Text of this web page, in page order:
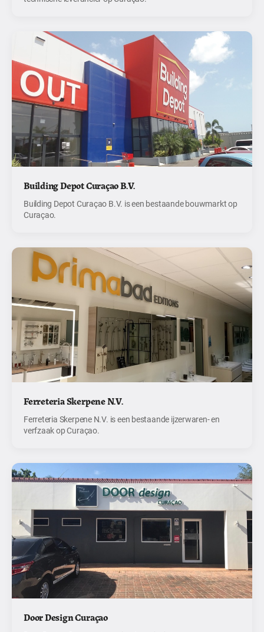
Building Depot Curaçao B.V.
Building Depot Curaçao B.V. is een bestaande bouwmarkt op
Curaçao.
Ferreteria Skerpene N.V.
Ferreteria Skerpene N.V. is een bestaande ijzerwaren- en
verfzaak op Curaçao.
Door Design Curaçao